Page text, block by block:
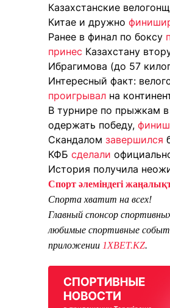
Казахстанские
Китае и дружно
Ранее в финал по боксу
принес Казахстану
Ибрагимова (до 57
Интересный факт:
проигрывал на
В турнире по прыжкам
одержать победу,
Скандалом завершился
КФБ сделали
История получила
Спорт әлеміндегі
Спорта хватит на всех!
Главный спонсор
любимые спортивные
приложении 1XBET.KZ.